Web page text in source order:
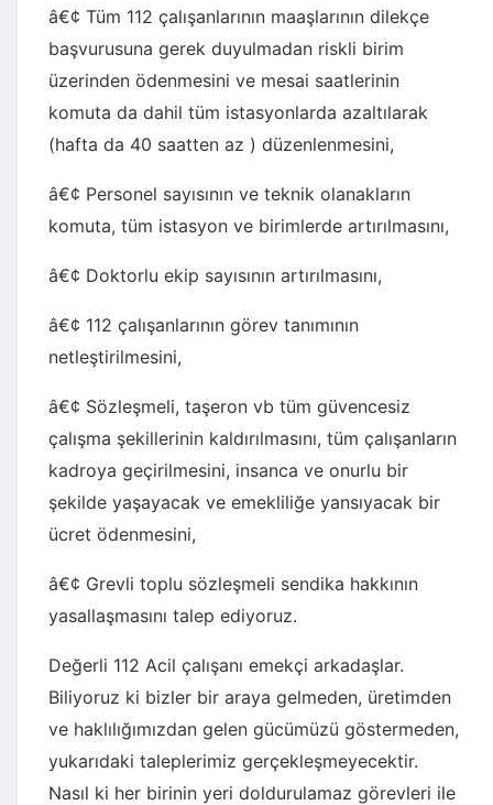
â€¢ Tüm 112 çalışanlarının maaşlarının dilekçe
başvurusuna gerek duyulmadan riskli birim
üzerinden ödenmesini ve mesai saatlerinin
komuta da dahil tüm istasyonlarda azaltılarak
(hafta da 40 saatten az ) düzenlenmesini,
â€¢ Personel sayısının ve teknik olanakların
komuta, tüm istasyon ve birimlerde artırılmasını,
â€¢ Doktorlu ekip sayısının artırılmasını,
â€¢ 112 çalışanlarının görev tanımının
netleştirilmesini,
â€¢ Sözleşmeli, taşeron vb tüm güvencesiz
çalışma şekillerinin kaldırılmasını, tüm çalışanların
kadroya geçirilmesini, insanca ve onurlu bir
şekilde yaşayacak ve emekliliğe yansıyacak bir
ücret ödenmesini,
â€¢ Grevli toplu sözleşmeli sendika hakkının
yasallaşmasını talep ediyoruz.
Değerli 112 Acil çalışanı emekçi arkadaşlar.
Biliyoruz ki bizler bir araya gelmeden, üretimden
ve haklılığımızdan gelen gücümüzü göstermeden,
yukarıdaki taleplerimiz gerçekleşmeyecektir.
Nasıl ki her birinin yeri doldurulamaz görevleri ile